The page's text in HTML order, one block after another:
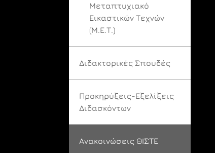
Μεταπτυχιακό
Εικαστικών Τεχνών
(Μ.Ε.Τ.)
Διδακτορικές Σπουδές
Προκηρύξεις-Εξελίξεις
Διδασκόντων
Ανακοινώσεις ΘΙΣΤΕ